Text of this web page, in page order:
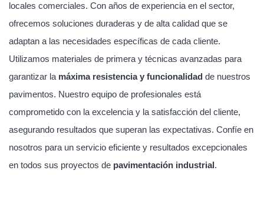
locales comerciales. Con años de experiencia en el sector,
ofrecemos soluciones duraderas y de alta calidad que se
adaptan a las necesidades específicas de cada cliente.
Utilizamos materiales de primera y técnicas avanzadas para
garantizar la máxima resistencia y funcionalidad de nuestros
pavimentos. Nuestro equipo de profesionales está
comprometido con la excelencia y la satisfacción del cliente,
asegurando resultados que superan las expectativas. Confíe en
nosotros para un servicio eficiente y resultados excepcionales
en todos sus proyectos de pavimentación industrial.